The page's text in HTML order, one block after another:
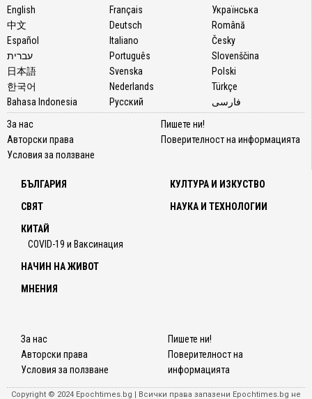
English
中文
Español
עברית
日本語
한국어
Bahasa Indonesia
Français
Deutsch
Italiano
Português
Svenska
Nederlands
Русский
Українська
Română
Česky
Slovenščina
Polski
Türkçe
فارسی
За нас
Авторски права
Условия за ползване
Пишете ни!
Поверителност на информацията
БЪЛГАРИЯ
СВЯТ
КИТАЙ
COVID-19 и Ваксинация
КУЛТУРА И ИЗКУСТВО
НАУКА И ТЕХНОЛОГИИ
НАЧИН НА ЖИВОТ
МНЕНИЯ
За нас
Авторски права
Условия за ползване
Пишете ни!
Поверителност на
информацията
Copyright © 2024 Epochtimes.bg | Всички права запазени Epochtimes.bg не